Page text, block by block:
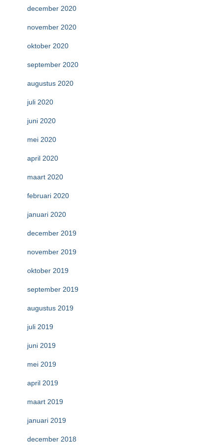
december 2020
november 2020
oktober 2020
september 2020
augustus 2020
juli 2020
juni 2020
mei 2020
april 2020
maart 2020
februari 2020
januari 2020
december 2019
november 2019
oktober 2019
september 2019
augustus 2019
juli 2019
juni 2019
mei 2019
april 2019
maart 2019
januari 2019
december 2018